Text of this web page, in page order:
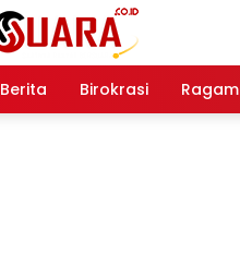
Berita Birokrasi Ragam